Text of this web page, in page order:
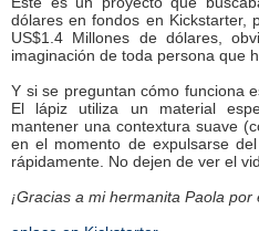
dólares en fondos en Kickstarter,
US$1.4 Millones de dólares,
imaginación de toda persona que
Y si se preguntan cómo funciona
El lápiz utiliza un material
mantener una contextura suave
en el momento de expulsarse
rápidamente. No dejen de ver el
¡Gracias a mi hermanita Paola por